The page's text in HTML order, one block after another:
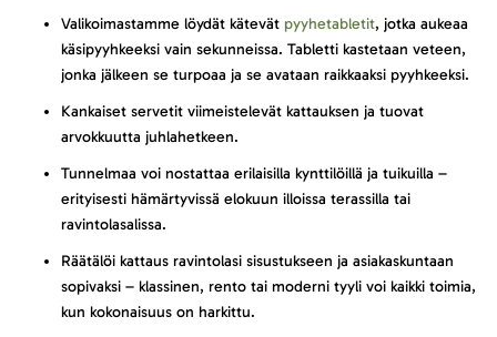
Valikoimastamme löydät kätevät pyyhetabletit, jotka aukeaa
käsipyyhkeeksi vain sekunneissa. Tabletti kastetaan veteen,
jonka jälkeen se turpoaa ja se avataan raikkaaksi pyyhkeeksi.
Kankaiset servetit viimeistelevät kattauksen ja tuovat
arvokkuutta juhlahetkeen.
Tunnelmaa voi nostattaa erilaisilla kynttilöillä ja tuikuilla –
erityisesti hämärtyvissä elokuun illoissa terassilla tai
ravintolasalissa.
Räätälöi kattaus ravintolasi sisustukseen ja asiakaskuntaan
sopivaksi – klassinen, rento tai moderni tyyli voi kaikki toimia,
kun kokonaisuus on harkittu.